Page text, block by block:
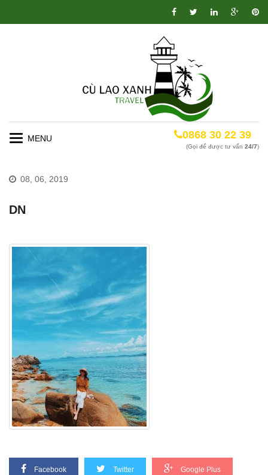
Toggle
0868 30 22 39
(Gọi để được tư vấn 24/7)
08, 06, 2019
DN
Facebook Twitter Google Plus